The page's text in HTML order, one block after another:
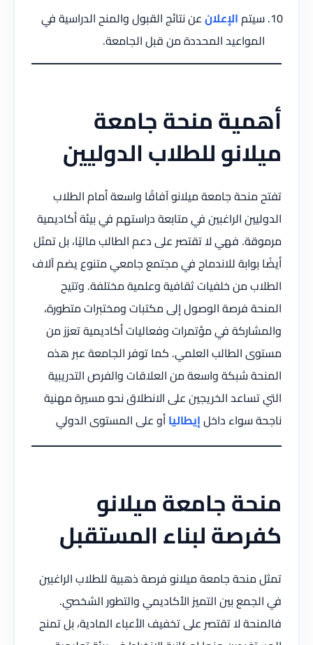
سيتمالإعلانعن نتائج القبول والمنح الدراسية في
المواعيد المحددة من قبل الجامعة.
أهمية منحة جامعة
ميلانو للطلاب الدوليين
تفتح منحة جامعة ميلانو آفاقًا واسعة أمام الطلاب
الدوليين الراغبين في متابعة دراستهم في بيئة أكاديمية
مرموقة. فهي لا تقتصر على دعم الطالب ماليًا، بل تمثل
أيضًا بوابة للاندماج في مجتمع جامعي متنوع يضم آلاف
الطلاب من خلفيات ثقافية وعلمية مختلفة. وتتيح
المنحة فرصة الوصول إلى مكتبات ومختبرات متطورة،
والمشاركة في مؤتمرات وفعاليات أكاديمية تعزز من
مستوى الطالب العلمي. كما توفر الجامعة عبر هذه
المنحة شبكة واسعة من العلاقات والفرص التدريبية
التي تساعد الخريجين على الانطلاق نحو مسيرة مهنية
ناجحة سواء داخلإيطالياأو على المستوى الدولي
منحة جامعة ميلانو
كفرصة لبناء المستقبل
تمثل منحة جامعة ميلانو فرصة ذهبية للطلاب الراغبين
في الجمع بين التميز الأكاديمي والتطور الشخصي.
فالمنحة لا تقتصر على تخفيف الأعباء المادية، بل تمنح